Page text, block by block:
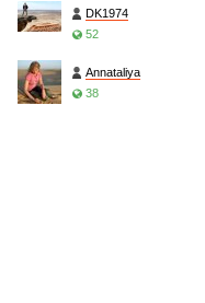
DK1974
52
Annataliya
38